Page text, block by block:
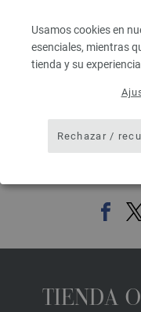
Usamos cookies en
esenciales, mientras
tienda y su
Rechazar /
IVA no incluido, más
TIENDA